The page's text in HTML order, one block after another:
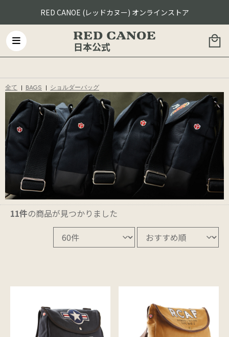
RED CANOE (レッドカヌー) オンラインストア
日本公式
全て | BAGS | ショルダーバッグ
11件の商品が見つかりました